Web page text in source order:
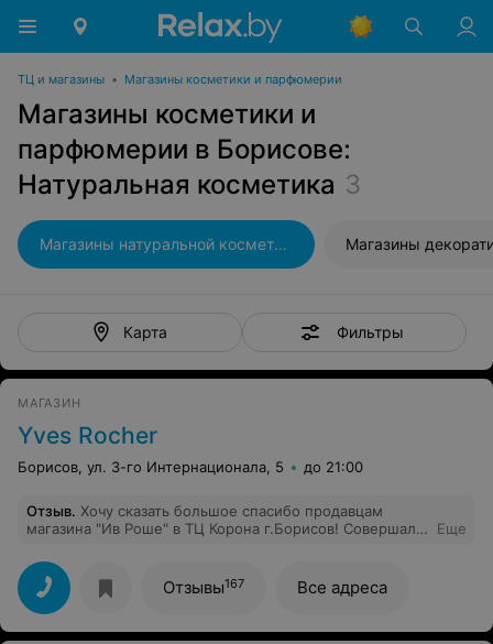
ТЦ и магазины • Магазины косметики и парфюмерии
Магазины косметики и
парфюмерии в Борисове:
Натуральная косметика 3
Магазины натуральной косметики
Карта Фильтры
МАГАЗИН
Yves Rocher
Борисов, ул. 3-го Интернационала, 5 до 21:00
Отзыв. Хочу сказать большое спасибо продавцам
магазина "Ив Роше" в ТЦ Корона г.Борисов! Совершал
косметику, дала пробники и подарки, супруга осталась
довольна!
Еще
Отзывы167 Все адреса